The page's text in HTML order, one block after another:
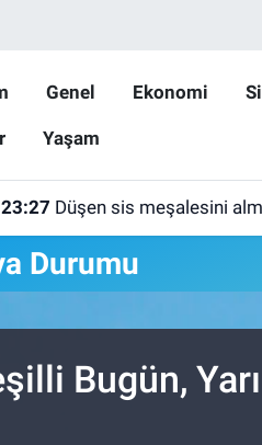
Genel Ekonomi
Yaşam
23:27 Düşen sis meşalesini
Durumu
Bugün,